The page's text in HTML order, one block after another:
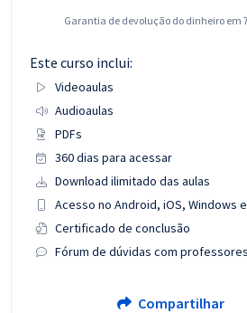
Garantia de devolução do dinheiro em
Este curso inclui:
Videoaulas
Audioaulas
PDFs
360 dias para acessar
Download ilimitado das aulas
Acesso no Android, iOS, Windows
Certificado de conclusão
Fórum de dúvidas com professores
Compartilhar